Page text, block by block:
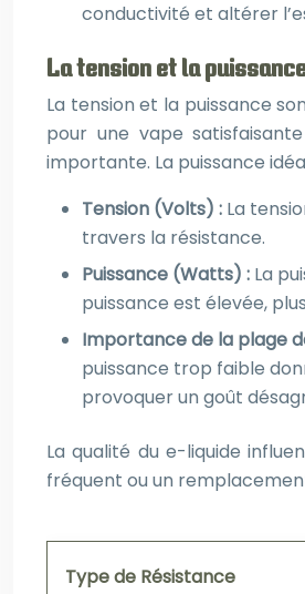
conductivité et altérer
La tension et la
La tension et la puissance
pour une vape
importante. La puissance
Tension (Volts) : La
travers la résistance.
Puissance (Watts) : La
puissance est élevée,
Importance de la plage
puissance trop faible
provoquer un goût
La qualité du e-liquide
fréquent ou un
Type de Résistance